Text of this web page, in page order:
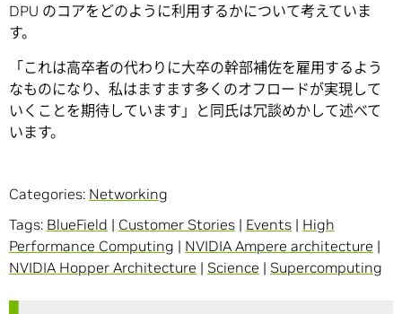
DPU のコアをどのように利用するかについて考えていま
す。
「これは高卒者の代わりに大卒の幹部補佐を雇用するよう
なものになり、私はますます多くのオフロードが実現して
いくことを期待しています」と同氏は冗談めかして述べて
います。
Categories: Networking
Tags: BlueField | Customer Stories | Events | High
Performance Computing | NVIDIA Ampere architecture |
NVIDIA Hopper Architecture | Science | Supercomputing